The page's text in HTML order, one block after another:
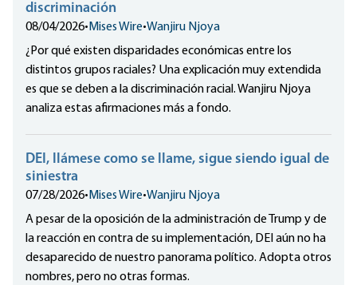
discriminación
08/04/2026• Mises Wire•Wanjiru Njoya
¿Por qué existen disparidades económicas entre los
distintos grupos raciales? Una explicación muy extendida
es que se deben a la discriminación racial. Wanjiru Njoya
analiza estas afirmaciones más a fondo.
DEI, llámese como se llame, sigue siendo igual de
siniestra
07/28/2026• Mises Wire•Wanjiru Njoya
A pesar de la oposición de la administración de Trump y de
la reacción en contra de su implementación, DEI aún no ha
desaparecido de nuestro panorama político. Adopta otros
nombres, pero no otras formas.